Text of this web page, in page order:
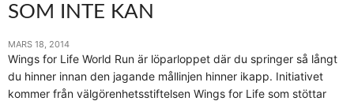
SOM INTE KAN
MARS 18, 2014
Wings for Life World Run är löparloppet där du springer så långt
du hinner innan den jagande mållinjen hinner ikapp. Initiativet
kommer från välgörenhetsstiftelsen Wings for Life som stöttar